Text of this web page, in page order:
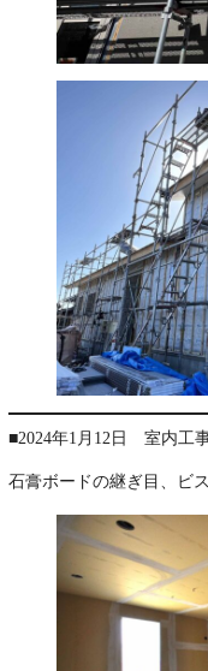
■2024年1月12日 室内工
石膏ボードの継ぎ目、ビ